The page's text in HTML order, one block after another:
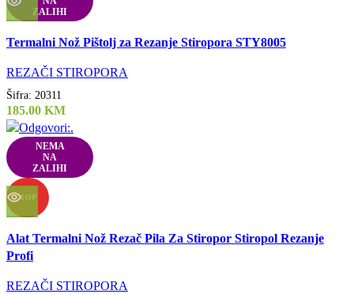
ZALIHI
Quick view
Dodaj u listu želja
Termalni Nož Pištolj za Rezanje Stiropora STY8005
REZAČI STIROPORA
Šifra: 20311
185.00 KM
NEMA
NA
ZALIHI
TOP
Quick view
Dodaj u listu želja
Alat Termalni Nož Rezač Pila Za Stiropor Stiropol Rezanje
Profi
REZAČI STIROPORA